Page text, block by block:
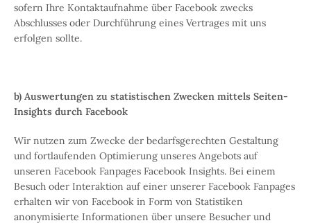
sofern Ihre Kontaktaufnahme über Facebook zwecks
Abschlusses oder Durchführung eines Vertrages mit uns
erfolgen sollte.
b) Auswertungen zu statistischen Zwecken mittels Seiten-
Insights durch Facebook
Wir nutzen zum Zwecke der bedarfsgerechten Gestaltung
und fortlaufenden Optimierung unseres Angebots auf
unseren Facebook Fanpages Facebook Insights. Bei einem
Besuch oder Interaktion auf einer unserer Facebook Fanpages
erhalten wir von Facebook in Form von Statistiken
anonymisierte Informationen über unsere Besucher und